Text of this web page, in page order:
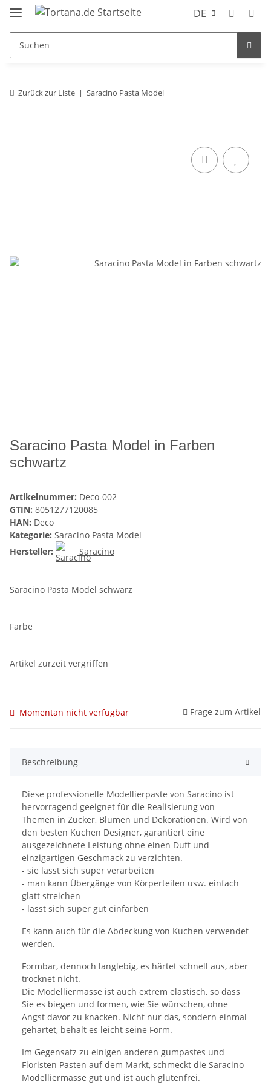
DE
Zurück zur Liste Saracino Pasta Model
Saracino Pasta Model in Farben
schwartz
Artikelnummer: Deco-002
GTIN: 8051277120085
HAN: Deco
Kategorie: Saracino Pasta Model
Hersteller:
Saracino
Saracino Pasta Model schwarz
Farbe
Artikel zurzeit vergriffen
Momentan nicht verfügbar Frage zum Artikel
Beschreibung
Diese professionelle Modellierpaste von Saracino ist
hervorragend geeignet für die Realisierung von
Themen in Zucker, Blumen und Dekorationen. Wird von
den besten Kuchen Designer, garantiert eine
ausgezeichnete Leistung ohne einen Duft und
einzigartigen Geschmack zu verzichten.
- sie lässt sich super verarbeiten
- man kann Übergänge von Körperteilen usw. einfach
glatt streichen
- lässt sich super gut einfärben
Es kann auch für die Abdeckung von Kuchen verwendet
werden.
Formbar, dennoch langlebig, es härtet schnell aus, aber
trocknet nicht.
Die Modelliermasse ist auch extrem elastisch, so dass
Sie es biegen und formen, wie Sie wünschen, ohne
Angst davor zu knacken. Nicht nur das, sondern einmal
gehärtet, behält es leicht seine Form.
Im Gegensatz zu einigen anderen gumpastes und
Floristen Pasten auf dem Markt, schmeckt die Saracino
Modelliermasse gut und ist auch glutenfrei.